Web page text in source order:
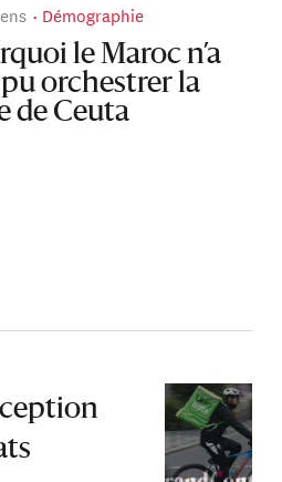
Démographie
le Maroc n’a
orchestrer la
de Ceuta